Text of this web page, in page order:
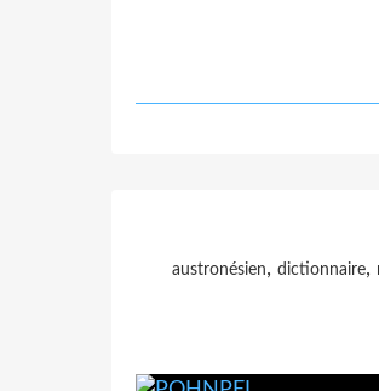
austronésien, dictionnaire,